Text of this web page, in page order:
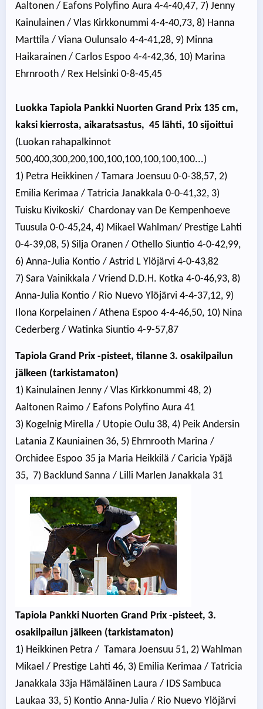
Aaltonen / Eafons Polyfino Aura 4-4-40,47, 7) Jenny
Kainulainen / Vlas Kirkkonummi 4-4-40,73, 8) Hanna
Marttila / Viana Oulunsalo 4-4-41,28, 9) Minna
Haikarainen / Carlos Espoo 4-4-42,36, 10) Marina
Ehrnrooth / Rex Helsinki 0-8-45,45
Luokka Tapiola Pankki Nuorten Grand Prix 135 cm,
kaksi kierrosta, aikaratsastus, 45 lähti, 10 sijoittui
(Luokan rahapalkinnot
500,400,300,200,100,100,100,100,100,100...)
1) Petra Heikkinen / Tamara Joensuu 0-0-38,57, 2)
Emilia Kerimaa / Tatricia Janakkala 0-0-41,32, 3)
Tuisku Kivikoski/ Chardonay van De Kempenhoeve
Tuusula 0-0-45,24, 4) Mikael Wahlman/ Prestige Lahti
0-4-39,08, 5) Silja Oranen / Othello Siuntio 4-0-42,99,
6) Anna-Julia Kontio / Astrid L Ylöjärvi 4-0-43,82
7) Sara Vainikkala / Vriend D.D.H. Kotka 4-0-46,93, 8)
Anna-Julia Kontio / Rio Nuevo Ylöjärvi 4-4-37,12, 9)
Ilona Korpelainen / Athena Espoo 4-4-46,50, 10) Nina
Cederberg / Watinka Siuntio 4-9-57,87
Tapiola Grand Prix -pisteet, tilanne 3. osakilpailun
jälkeen (tarkistamaton)
1) Kainulainen Jenny / Vlas Kirkkonummi 48, 2)
Aaltonen Raimo / Eafons Polyfino Aura 41
3) Kogelnig Mirella / Utopie Oulu 38, 4) Peik Andersin
Latania Z Kauniainen 36, 5) Ehrnrooth Marina /
Orchidee Espoo 35 ja Maria Heikkilä / Caricia Ypäjä
35, 7) Backlund Sanna / Lilli Marlen Janakkala 31
Tapiola Pankki Nuorten Grand Prix -pisteet, 3.
osakilpailun jälkeen (tarkistamaton)
1) Heikkinen Petra / Tamara Joensuu 51, 2) Wahlman
Mikael / Prestige Lahti 46, 3) Emilia Kerimaa / Tatricia
Janakkala 33ja Hämäläinen Laura / IDS Sambuca
Laukaa 33, 5) Kontio Anna-Julia / Rio Nuevo Ylöjärvi